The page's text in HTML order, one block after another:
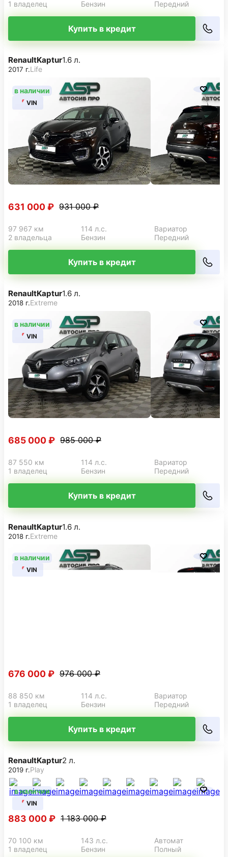
1 владелец Бензин Передний
Купить в кредит
в наличии
VIN
RenaultKaptur1.6 л.
2017 г.Life
631 000 ₽ 931 000 ₽
97 967 км 114 л.с.
Вариатор
2 владельца
Бензин Передний
Купить в кредит
в наличии
VIN
RenaultKaptur1.6 л.
2018 г.Extreme
685 000 ₽ 985 000 ₽
87 550 км 114 л.с.
Вариатор
1 владелец
Бензин Передний
Купить в кредит
в наличии
VIN
RenaultKaptur1.6 л.
2018 г.Extreme
676 000 ₽ 976 000 ₽
88 850 км 114 л.с.
Вариатор
1 владелец
Бензин Передний
Купить в кредит
в наличии
VIN
RenaultKaptur2 л.
2019 г.Play